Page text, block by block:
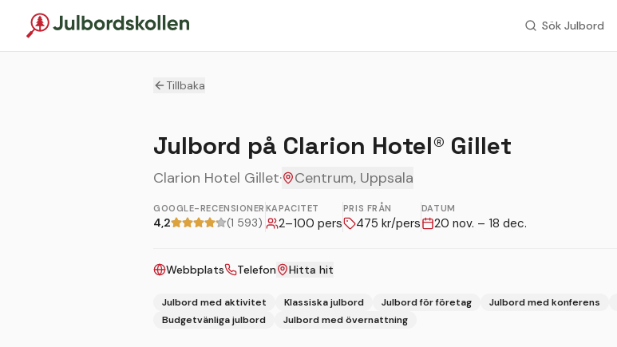
Sök Julbord
Tillbaka
Julbord på Clarion Hotel® Gillet
Clarion Hotel Gillet· Centrum, Uppsala
GOOGLE-RECENSIONER
4,2 (1 593)
KAPACITET
2–100 pers
PRIS FRÅN
475 kr/pers
DATUM
20 nov. – 18 dec.
Webbplats Telefon Hitta hit
Julbord med aktivitet Klassiska julbord Julbord för företag Julbord med konferens
Budgetvänliga julbord
Julbord med övernattning